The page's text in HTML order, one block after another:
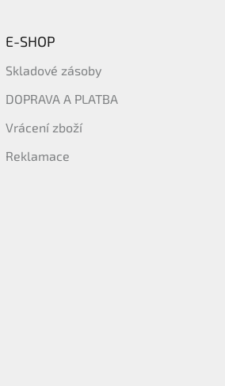
E-SHOP
Skladové zásoby
DOPRAVA A PLATBA
Vrácení zboží
Reklamace